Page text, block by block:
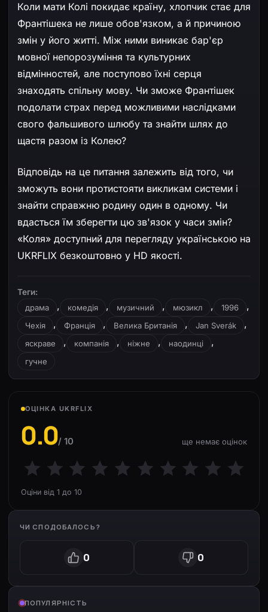
Коли мати Колі покидає країну, хлопчик стає для
Франтішека не лише обов'язком, а й причиною
змін у його житті. Між ними виникає бар'єр
мовної непорозуміння та культурних
відмінностей, але поступово їхні серця
знаходять спільну мову. Чи зможе Франтішек
подолати страх перед можливими наслідками
свого фальшивого шлюбу та знайти шлях до
щастя разом із Колею?
Відповідь на це питання залежить від того, чи
зможуть вони протистояти викликам системи і
знайти справжню родину один в одному. Чи
вдасться їм зберегти цю зв'язок у часи змін?
«Коля» доступний для перегляду українською на
UKRFLIX безкоштовно у HD якості.
Теги:
драма
, комедія , музичний , мюзикл , 1996 ,
Чехія , Франція , Велика Британія , Jan Sverák ,
яскраве , компанія , ніжне , наодинці ,
гучне
ОЦІНКА UKRFLIX
0.0/ 10 ще немає оцінок
Оціни від 1 до 10
ЧИ СПОДОБАЛОСЬ?
0 0
ПОПУЛЯРНІСТЬ